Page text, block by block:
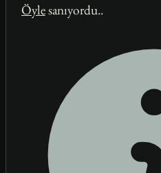
Öylesanıyordu..